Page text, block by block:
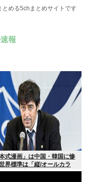
める5chまとめサイトです
報
本式漫画」は中国・韓国に惨
界標準は「縦/オールカラ
”ウェブトゥーン”に